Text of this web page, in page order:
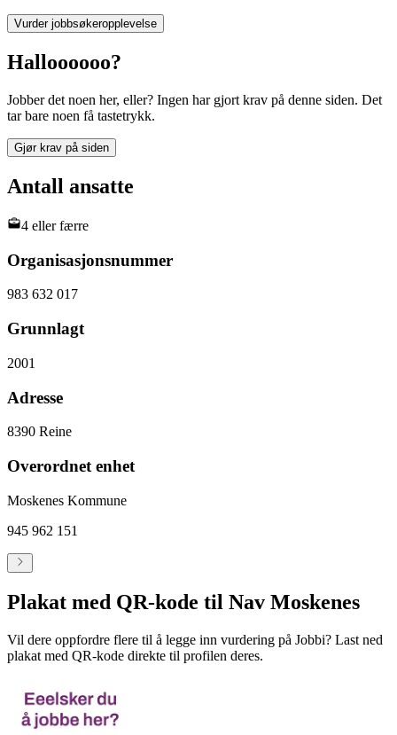
Vurder jobbsøkeropplevelse
Halloooooo?
Jobber det noen her, eller? Ingen har gjort krav på denne siden. Det
tar bare noen få tastetrykk.
Gjør krav på siden
Antall ansatte
4 eller færre
Organisasjonsnummer
983 632 017
Grunnlagt
2001
Adresse
8390 Reine
Overordnet enhet
Moskenes Kommune
945 962 151
Plakat med QR-kode til Nav Moskenes
Vil dere oppfordre flere til å legge inn vurdering på Jobbi? Last ned
plakat med QR-kode direkte til profilen deres.